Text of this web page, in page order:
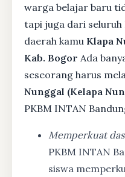
warga belajar baru
tapi juga dari
daerah kamu Klapa
Kab. Bogor Ada
seseorang harus
Nunggal (Kelapa
PKBM INTAN
Memperkuat
PKBM INTAN
siswa